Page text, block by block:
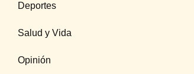
Deportes
Salud y Vida
Opinión